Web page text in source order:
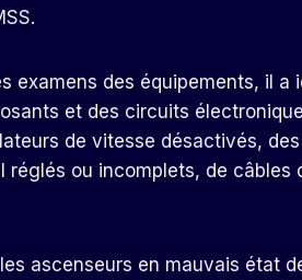
examens des équipements, il a
et des circuits
de vitesse désactivés,
ou incomplets, de câbles
ascenseurs en mauvais état